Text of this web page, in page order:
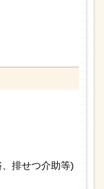
排せつ介助等)